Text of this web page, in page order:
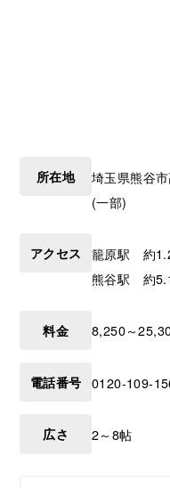
所在地 埼玉県熊谷市
(一部)
アクセス
籠原駅 約
熊谷駅 約
料金 8,250～
電話番号 0120-109-
広さ 2～8帖